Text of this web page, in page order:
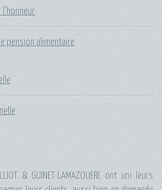
l'honneur
pension alimentaire
& GUINET-LAMAZOUERE ont uni leurs